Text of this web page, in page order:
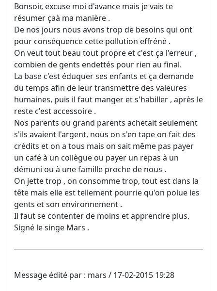
Bonsoir, excuse moi d'avance mais je vais te
résumer çaà ma manière .
De nos jours nous avons trop de besoins qui ont
pour conséquence cette pollution effréné .
On veut tout beau tout propre et c'est ça l'erreur ,
combien de gents endettés pour rien au final.
La base c'est éduquer ses enfants et ça demande
du temps afin de leur transmettre des valeures
humaines, puis il faut manger et s'habiller , après le
reste c'est accessoire .
Nos parents ou grand parents achetait seulement
s'ils avaient l'argent, nous on s'en tape on fait des
crédits et on a tous mais on sait même pas payer
un café à un collègue ou payer un repas à un
démuni ou à une famille proche de nous .
On jette trop , on consomme trop, tout est dans la
tête mais elle est tellement pourrie qu'on polue les
gents et son environnement .
Il faut se contenter de moins et apprendre plus.
Signé le singe Mars .
Message édité par : mars / 17-02-2015 19:28